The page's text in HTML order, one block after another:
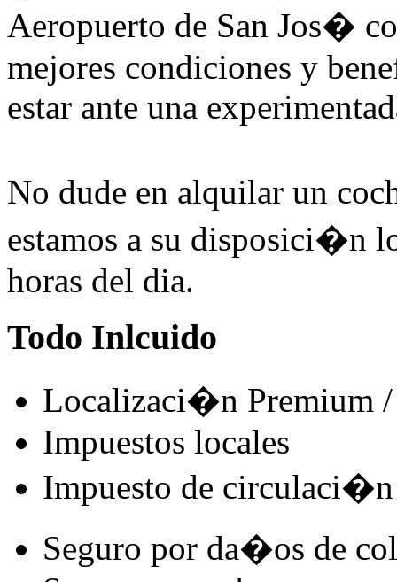
Aeropuerto de San Jos�
mejores condiciones y
estar ante una
No dude en alquilar un
estamos a su disposici�n
horas del dia.
Todo Inlcuido
Localizaci�n Premium /
Impuestos locales
Impuesto de circulaci�n
Seguro por da�os de